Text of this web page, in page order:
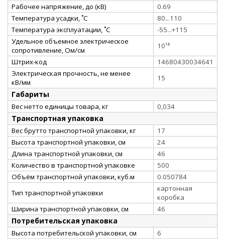
Рабочее напряжение, до (кВ)
0.69
Температура усадки, ˚С
80...110
Температура эксплуатации, ˚С
-55...+115
Удельное объемное электрическое
сопротивление, Ом/см
10¹⁴
Штрих-код
14680430034641
Электрическая прочность, не менее
кВ/мм
15
Габариты
Вес нетто единицы товара, кг 0,034
Транспортная упаковка
Вес брутто транспортной упаковки, кг
17
Высота транспортной упаковки, см
24
Длина транспортной упаковки, см
46
Количество в транспортной упаковке
500
Объём транспортной упаковки, куб.м
0.050784
Тип транспортной упаковки
картонная
коробка
Ширина транспортной упаковки, см
46
Потребительская упаковка
Высота потребительской упаковки, см
6